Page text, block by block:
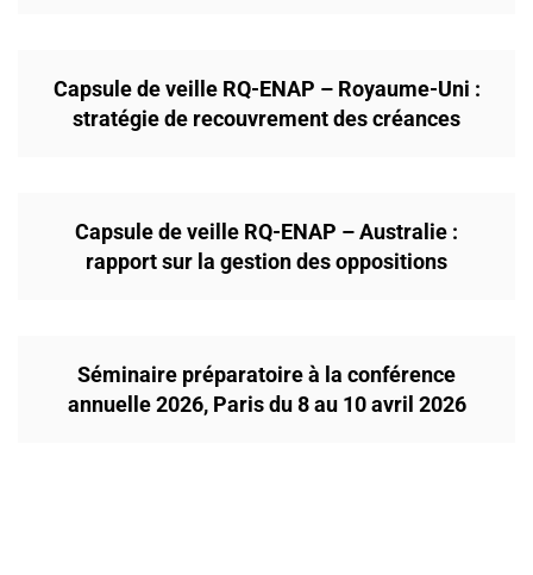
Capsule de veille RQ-ENAP – Royaume-Uni :
stratégie de recouvrement des créances
Capsule de veille RQ-ENAP – Australie :
rapport sur la gestion des oppositions
Séminaire préparatoire à la conférence
annuelle 2026, Paris du 8 au 10 avril 2026